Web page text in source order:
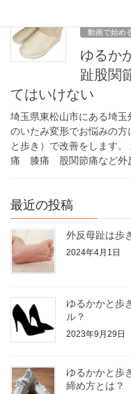
動画で始め
ゆるか
趾股関
てはいけない
埼玉県東松山市にある埼
のいたみ変形でお悩みの
と歩き）で改善をします
痛 膝痛 股関節痛など外
最近の投稿
外反母趾は歩
2024年4月1日
ゆるかかと歩
ル？
2023年9月29日
ゆるかかと歩
締め方とは？